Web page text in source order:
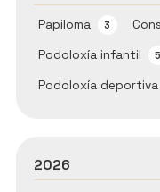
Papiloma 3
Podoloxía infantil 5
Podoloxía deportiva
2026